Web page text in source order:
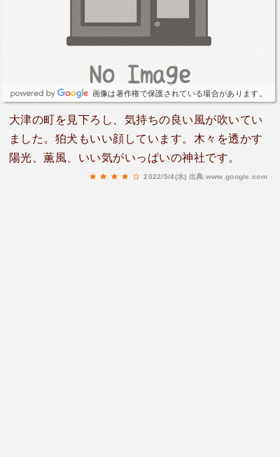
画像は著作権で保護されている場合があります。
大津の町を見下ろし、気持ちの良い風が吹いてい
ました。狛犬もいい顔しています。木々を透かす
陽光、薫風、いい気がいっぱいの神社です。
2022/5/4(水) 出典:www.google.com